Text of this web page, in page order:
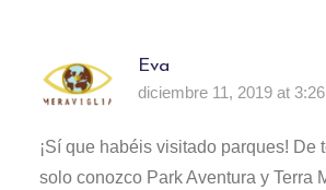
Eva
diciembre 11, 2019 at
¡Sí que habéis visitado parques! De
solo conozco Park Aventura y Terra